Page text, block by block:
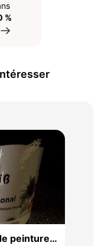
%
peinture